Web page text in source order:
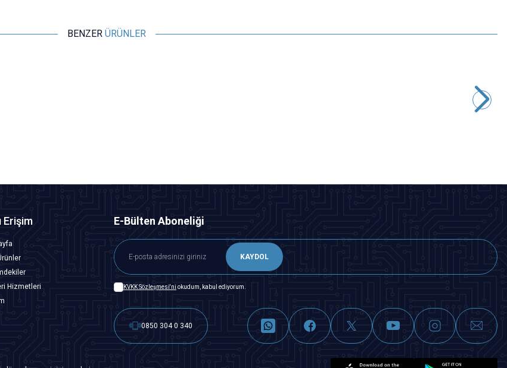
BENZER ÜRÜNLER
Erişim
Hizmetleri
E-Bülten Aboneliği
KAYDOL
KVKK Sözleşmesi'ni okudum, kabul ediyorum.
0850 304 0 340